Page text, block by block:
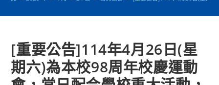
[重要公告]114年4月26日(星
期六)為本校98周年校慶運動